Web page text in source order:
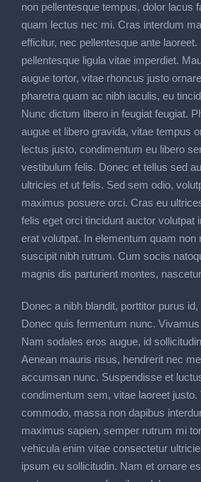
non pellentesque tempus, dolor lacus
quam lectus nec mi. Cras interdum
efficitur, nec pellentesque ante
pellentesque ligula vitae imperdiet.
augue tortor, vitae rhoncus justo
pharetra quam ac nibh iaculis, eu
Nunc dictum libero in feugiat feugiat.
augue et libero gravida, vitae tempus
lectus justo, condimentum eu libero
vestibulum felis. Donec et tellus sed
ultricies et ut felis. Sed sem odio,
maximus posuere orci. Cras eu
felis eget orci tincidunt auctor volutpat
erat volutpat. In elementum quam
suscipit nibh rutrum. Cum sociis
magnis dis parturient montes,
Donec a nibh blandit, porttitor purus
Donec quis fermentum nunc.
Nam sodales eros augue, id
Aenean mauris risus, hendrerit nec
accumsan nunc. Suspendisse et
condimentum sem, vitae laoreet justo.
commodo, massa non dapibus
maximus sapien, semper rutrum mi
vehicula enim vitae consectetur
ipsum eu sollicitudin. Nam et ornare